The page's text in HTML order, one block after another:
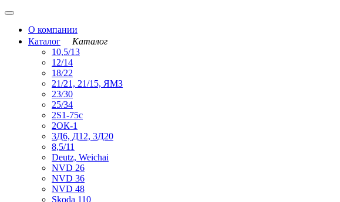
О компании
Каталог
Каталог
10,5/13
12/14
18/22
21/21, 21/15, ЯМЗ
23/30
25/34
2S1-75с
2ОК-1
3Д6, Д12, 3Д20
8,5/11
Deutz, Weichai
NVD 26
NVD 36
NVD 48
Skoda 110